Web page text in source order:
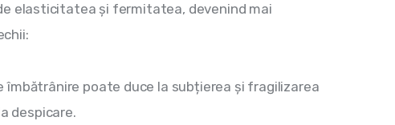
elasticitatea și fermitatea, devenind mai
îmbătrânire poate duce la subțierea și fragilizarea
despicare.